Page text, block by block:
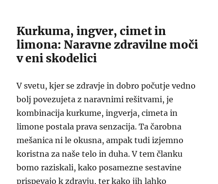
Kurkuma, ingver, cimet in
limona: Naravne zdravilne moči
v eni skodelici
V svetu, kjer se zdravje in dobro počutje vedno
bolj povezujeta z naravnimi rešitvami, je
kombinacija kurkume, ingverja, cimeta in
limone postala prava senzacija. Ta čarobna
mešanica ni le okusna, ampak tudi izjemno
koristna za naše telo in duha. V tem članku
bomo raziskali, kako posamezne sestavine
prispevajo k zdravju, ter kako jih lahko